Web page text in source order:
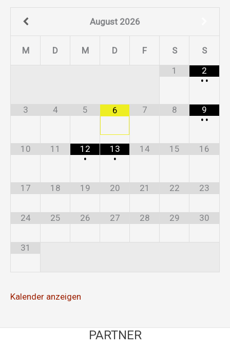
August 2026
M D M D F S
S
1
2
• •
3 4 5 6 7 8
9
• •
10 11
12
•
13
•
14 15 16
17 18 19 20 21 22 23
24 25 26 27 28 29 30
31
Kalender anzeigen
PARTNER